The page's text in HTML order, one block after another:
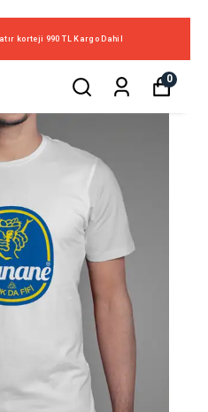
korteji 990 TL Kargo Dahil
0